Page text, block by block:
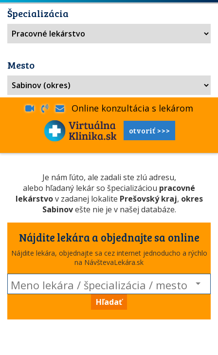
Špecializácia
Mesto
Online konzultácia s lekárom
otvoriť >>>
Je nám ľúto, ale zadali ste zlú adresu,
alebo hľadaný lekár so špecializáciou pracovné
lekárstvov zadanej lokalite Prešovský kraj, okres
Sabinovešte nie je v našej databáze.
Nájdite lekára a objednajte sa online
Nájdite lekára, objednajte sa cez internet jednoducho a rýchlo
na NávštevaLekára.sk
Hľadať